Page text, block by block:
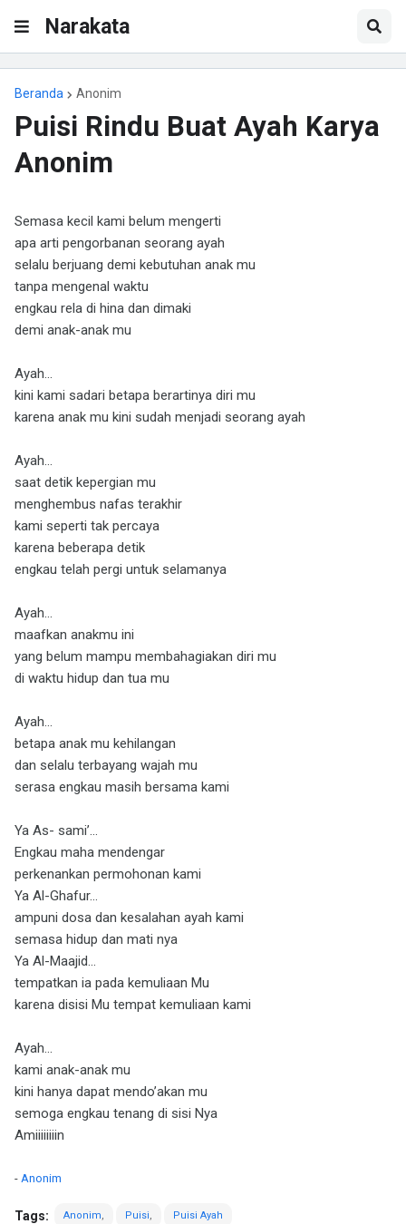
Narakata
Beranda Anonim
Puisi Rindu Buat Ayah Karya
Anonim
Semasa kecil kami belum mengerti
apa arti pengorbanan seorang ayah
selalu berjuang demi kebutuhan anak mu
tanpa mengenal waktu
engkau rela di hina dan dimaki
demi anak-anak mu
Ayah...
kini kami sadari betapa berartinya diri mu
karena anak mu kini sudah menjadi seorang ayah
Ayah...
saat detik kepergian mu
menghembus nafas terakhir
kami seperti tak percaya
karena beberapa detik
engkau telah pergi untuk selamanya
Ayah...
maafkan anakmu ini
yang belum mampu membahagiakan diri mu
di waktu hidup dan tua mu
Ayah...
betapa anak mu kehilangan
dan selalu terbayang wajah mu
serasa engkau masih bersama kami
Ya As- sami’...
Engkau maha mendengar
perkenankan permohonan kami
Ya Al-Ghafur...
ampuni dosa dan kesalahan ayah kami
semasa hidup dan mati nya
Ya Al-Maajid...
tempatkan ia pada kemuliaan Mu
karena disisi Mu tempat kemuliaan kami
Ayah...
kami anak-anak mu
kini hanya dapat mendo’akan mu
semoga engkau tenang di sisi Nya
Amiiiiiiiin
- Anonim
Tags: Anonim Puisi Puisi Ayah